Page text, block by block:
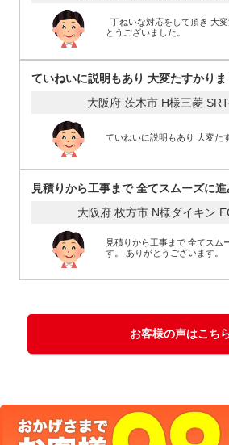
丁ねいな対応をして頂き 大変満足して います。ありが
とうございました。
ていねいに説明もあり 大変たすかりま
大阪府 茨木市 H様三菱
ていねいに説明もあり 大変た
見積りから工事まで 全てスムーズに進
大阪府 枚方市 N様ダイキン
見積りから工事まで 全てスム
す。 ありがとうございます。
お客様の声はこち